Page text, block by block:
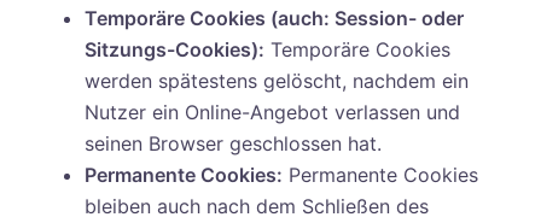
Temporäre Cookies (auch: Session- oder
Sitzungs-Cookies): Temporäre Cookies
werden spätestens gelöscht, nachdem ein
Nutzer ein Online-Angebot verlassen und
seinen Browser geschlossen hat.
Permanente Cookies: Permanente Cookies
bleiben auch nach dem Schließen des